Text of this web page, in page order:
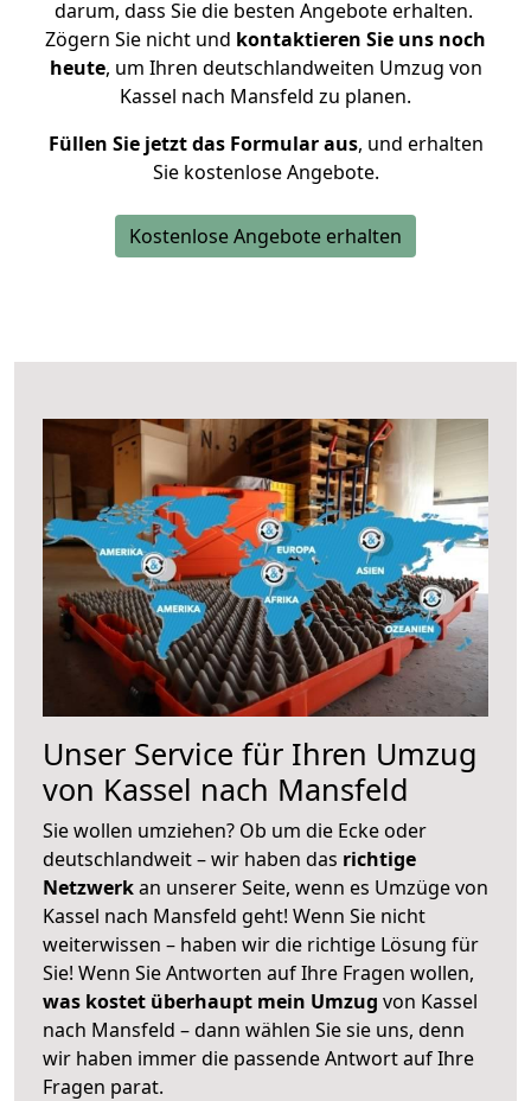
darum, dass Sie die besten Angebote erhalten.
Zögern Sie nicht und kontaktieren Sie uns noch
heute, um Ihren deutschlandweiten Umzug von
Kassel nach Mansfeld zu planen.
Füllen Sie jetzt das Formular aus, und erhalten
Sie kostenlose Angebote.
Kostenlose Angebote erhalten
Unser Service für Ihren Umzug
von Kassel nach Mansfeld
Sie wollen umziehen? Ob um die Ecke oder
deutschlandweit – wir haben das richtige
Netzwerkan unserer Seite, wenn es Umzüge von
Kassel nach Mansfeld geht! Wenn Sie nicht
weiterwissen – haben wir die richtige Lösung für
Sie! Wenn Sie Antworten auf Ihre Fragen wollen,
was kostet überhaupt mein Umzug von Kassel
nach Mansfeld – dann wählen Sie sie uns, denn
wir haben immer die passende Antwort auf Ihre
Fragen parat.